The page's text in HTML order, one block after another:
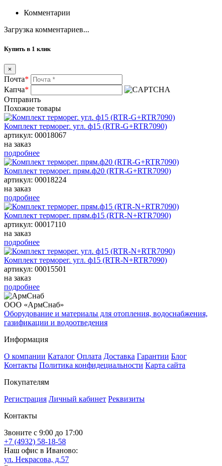
Комментарии
Загрузка комментариев...
Купить в 1 клик
×
Почта*
Капча*
Отправить
Похожие товары
Комплект терморег. угл. ф15 (RTR-G+RTR7090)
артикул: 00018067
на заказ
подробнее
Комплект терморег. прям.ф20 (RTR-G+RTR7090)
артикул: 00018224
на заказ
подробнее
Комплект терморег. прям.ф15 (RTR-N+RTR7090)
артикул: 00017110
на заказ
подробнее
Комплект терморег. угл. ф15 (RTR-N+RTR7090)
артикул: 00015501
на заказ
подробнее
ООО «АрмСнаб»
Оборудование и материалы для отопления, водоснабжения,
газификации и водоотведения
Информация
О компании Каталог Оплата Доставка Гарантии Блог
Контакты Политика конфидециальности Карта сайта
Покупателям
Регистрация Личный кабинет Реквизиты
Контакты
Звоните с 9:00 до 17:00
+7 (4932) 58-18-58
Наш офис в Иваново:
ул. Некрасова, д.57